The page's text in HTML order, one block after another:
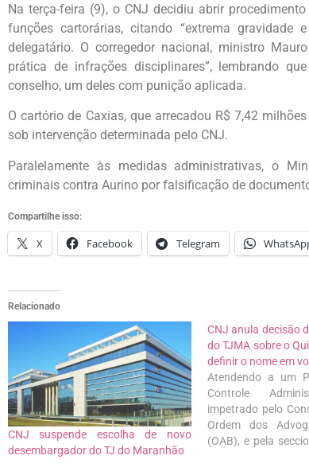
Na terça-feira (9), o CNJ decidiu abrir
funções cartorárias, citando “extrema gravidade
delegatário. O corregedor nacional, ministro
prática de infrações disciplinares”, lembrando
conselho, um deles com punição aplicada.
O cartório de Caxias, que arrecadou R$ 7,42
sob intervenção determinada pelo CNJ.
Paralelamente às medidas administrativas, o
criminais contra Aurino por falsificação de
Compartilhe isso:
X Facebook Telegram
Relacionado
CNJ suspende escolha de novo
desembargador do TJ do Maranhão
CNJ anula decisão
do TJMA sobre o
definir o nome em
Atendendo a um
Controle
impetrado pelo
Ordem dos
(OAB), e pela